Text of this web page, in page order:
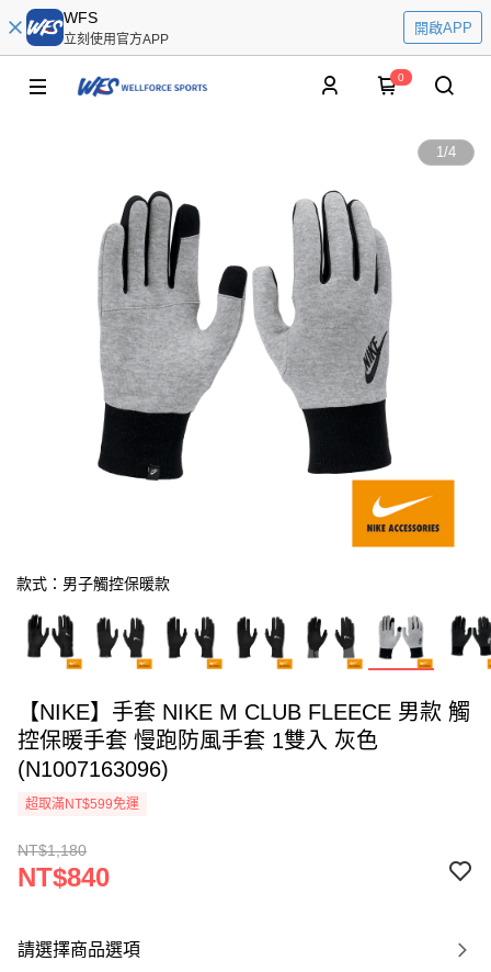
WFS
立刻使用官方APP
開啟APP
0
1/4
款式：男子觸控保暖款
【NIKE】手套 NIKE M CLUB FLEECE 男款 觸
控保暖手套 慢跑防風手套 1雙入 灰色
(N1007163096)
超取滿NT$599免運
NT$1,180
NT$840
請選擇商品選項